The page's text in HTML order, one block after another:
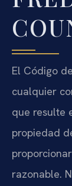
El Código
cualquier
que resulte
propiedad
razonable.